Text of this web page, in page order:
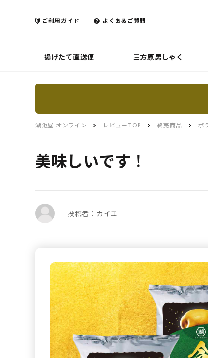
ご利用ガイド よくあるご質問
揚げたて直送便 三方原男しゃく
湖池屋 オンライン レビューTOP 終売商品 ポ
美味しいです！
投稿者：カイエ